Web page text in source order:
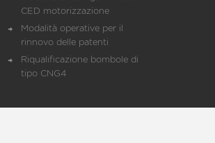
CED motorizzazione
Modalità operative per il
rinnovo delle patenti
Riqualificazione bombole di
tipo CNG4